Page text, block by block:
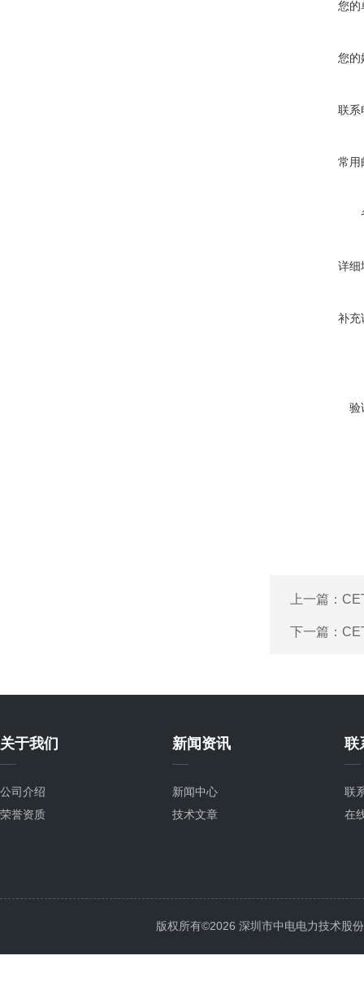
您的
您的
联系
常用
详细
补充
验
上一篇：
下一篇：
关于我们
公司介绍
荣誉资质
新闻资讯
新闻中心
技术文章
联
联
在
版权所有©2026 深圳市中电电力技术股